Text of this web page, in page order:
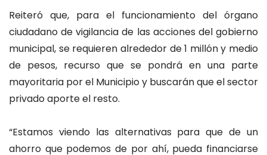
Reiteró que, para el funcionamiento del órgano
ciudadano de vigilancia de las acciones del gobierno
municipal, se requieren alrededor de 1 millón y medio
de pesos, recurso que se pondrá en una parte
mayoritaria por el Municipio y buscarán que el sector
privado aporte el resto.
“Estamos viendo las alternativas para que de un
ahorro que podemos de por ahí, pueda financiarse